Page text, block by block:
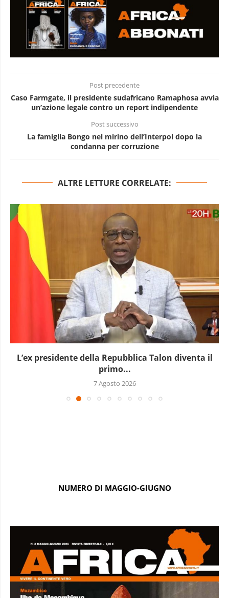
Post precedente
Caso Farmgate, il presidente sudafricano Ramaphosa avvia
un’azione legale contro un report indipendente
Post successivo
La famiglia Bongo nel mirino dell’Interpol dopo la
condanna per corruzione
ALTRE LETTURE CORRELATE:
L’ex presidente della Repubblica Talon diventa il
primo...
7 Agosto 2026
NUMERO DI MAGGIO-GIUGNO